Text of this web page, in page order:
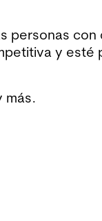
personas
y
más.